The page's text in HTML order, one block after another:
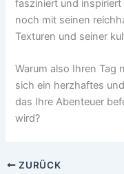
fasziniert und
noch mit seinen
Texturen und seiner
Warum also Ihren Tag
sich ein herzhaftes
das Ihre Abenteuer
wird?
ZURÜCK